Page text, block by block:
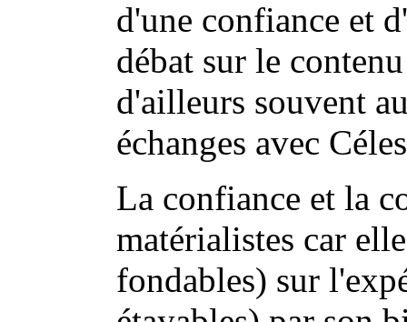
d'une confiance et
débat sur le
d'ailleurs souvent
échanges avec
La confiance et la
matérialistes car
fondables) sur